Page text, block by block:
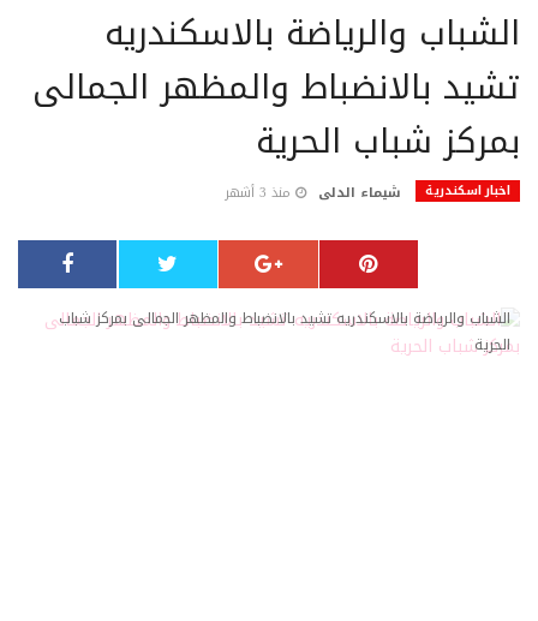
الشباب والرياضة بالاسكندريه
تشيد بالانضباط والمظهر الجمالى
بمركز شباب الحرية
اخبار اسكندرية شيماء الدلى منذ 3 أشهر
الشباب والرياضة بالاسكندريه تشيد بالانضباط والمظهر الجمالى بمركز شباب
الحرية